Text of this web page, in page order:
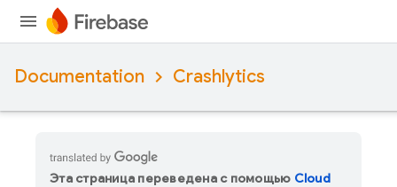
Documentation Crashlytics
Эта страница переведена с помощью Cloud